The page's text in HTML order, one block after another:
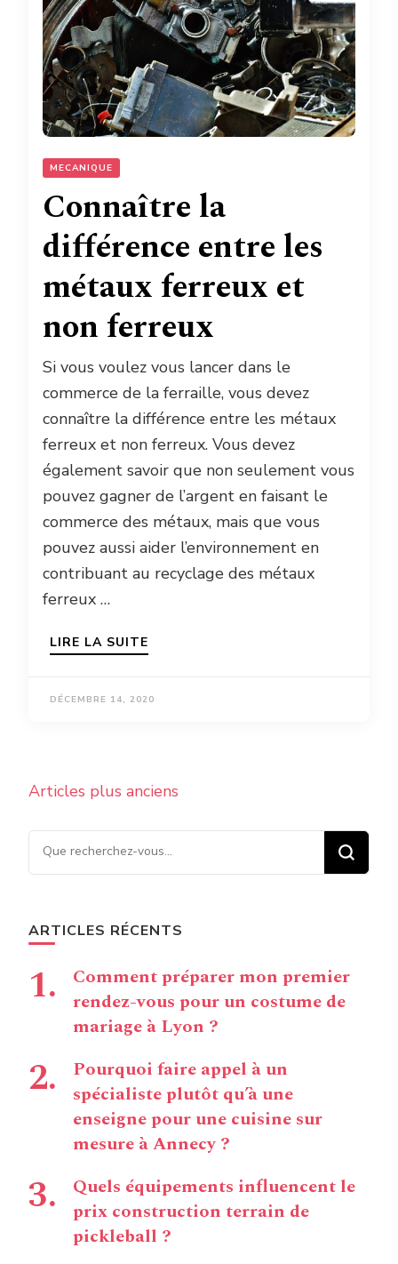
MECANIQUE
Connaître la
différence entre les
métaux ferreux et
non ferreux
Si vous voulez vous lancer dans le
commerce de la ferraille, vous devez
connaître la différence entre les métaux
ferreux et non ferreux. Vous devez
également savoir que non seulement vous
pouvez gagner de l’argent en faisant le
commerce des métaux, mais que vous
pouvez aussi aider l’environnement en
contribuant au recyclage des métaux
ferreux …
LIRE LA SUITE
DÉCEMBRE 14, 2020
Navigation
articles
Articles plus anciens
Vous recherchiez quelque
chose ?
ARTICLES RÉCENTS
Comment préparer mon premier
rendez-vous pour un costume de
mariage à Lyon ?
Pourquoi faire appel à un
spécialiste plutôt qu’à une
enseigne pour une cuisine sur
mesure à Annecy ?
Quels équipements influencent le
prix construction terrain de
pickleball ?